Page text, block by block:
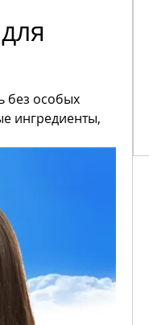
без особых
ингредиенты,